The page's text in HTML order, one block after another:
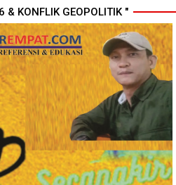
Perkuat Kinerja Organisasi dan
Pengembangan Karier, OJK
Lantik Pejabat Baru
& KONFLIK GEOPOLITIK "